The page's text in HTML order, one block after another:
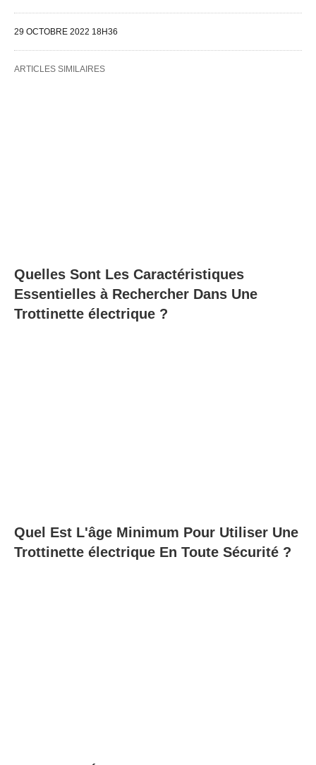
29 OCTOBRE 2022 18H36
ARTICLES SIMILAIRES
Quelles Sont Les Caractéristiques
Essentielles à Rechercher Dans Une
Trottinette électrique ?
Quel Est L'âge Minimum Pour Utiliser Une
Trottinette électrique En Toute Sécurité ?